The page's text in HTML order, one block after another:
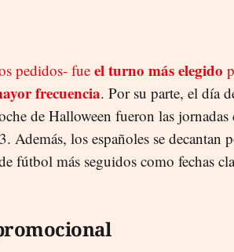
pedidos- fue el turno más elegido
frecuencia. Por su parte, el día
de Halloween fueron las jornadas
Además, los españoles se decantan
fútbol más seguidos como fechas